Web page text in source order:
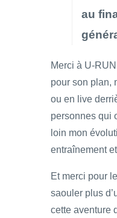
au
g
Merci à U-
pour son plan,
ou en live
personnes qui
loin mon
entraînement
Et merci pour
saouler plus
cette aventure